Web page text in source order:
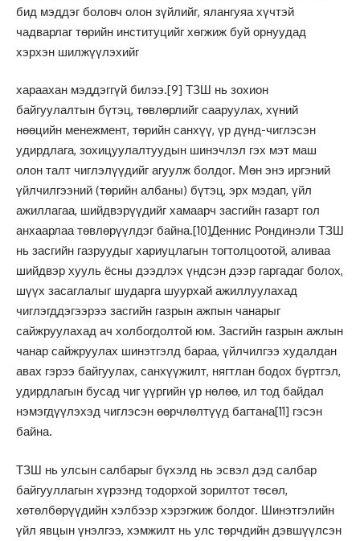
бид мэддэг боловч олон зүйлийг, ялангуяа хүчтэй
чадварлаг төрийн институцийг хөгжиж буй орнуудад
хэрхэн шилжүүлэхийг
хараахан мэддэггүй билээ.[9] ТЗШ нь зохион
байгуулалтын бүтэц, төвлөрлийг сааруулах, хүний
нөөцийн менежмент, төрийн санхүү, үр дүнд-чиглэсэн
удирдлага, зохицуулалтуудын шинэчлэл гэх мэт маш
олон талт чиглэлүүдийг агуулж болдог. Мөн энэ иргэний
үйлчилгээний (төрийн албаны) бүтэц, эрх мэдап, үйл
ажиллагаа, шийдвэрүүдийг хамаарч засгийн газарт гол
анхаарлаа төвлөрүүлдэг байна.[10]Деннис Рондинэли ТЗШ
нь засгийн газруудыг хариуцлагын тогтолцоотой, аливаа
шийдвэр хууль ёсны дээдлэх үндсэн дээр гаргадаг болох,
шүүх засаглалыг шударга шуурхай ажиллуулахад
чиглэгддэгээрээ засгийн газрын ажпын чанарыг
сайжруулахад ач холбогдолтой юм. Засгийн газрын ажлын
чанар сайжруулах шинэтгэлд бараа, үйлчилгээ худалдан
авах гэрээ байгуулах, санхүүжилт, нягтлан бодох бүртгэл,
удирдлагын бусад чиг үүргийн үр нөлөө, ил тод байдал
нэмэгдүүлэхэд чиглэсэн өөрчлөлтүүд багтана[11] гэсэн
байна.
ТЗШ нь улсын салбарыг бүхэлд нь эсвэл дэд салбар
байгууллагын хүрээнд тодорхой зорилтот төсөл,
хөтөлбөрүүдийн хэлбээр хэрэгжиж болдог. Шинэтгэлийн
үйл явцын үнэлгээ, хэмжилт нь улс төрчдийн дэвшүүлсэн